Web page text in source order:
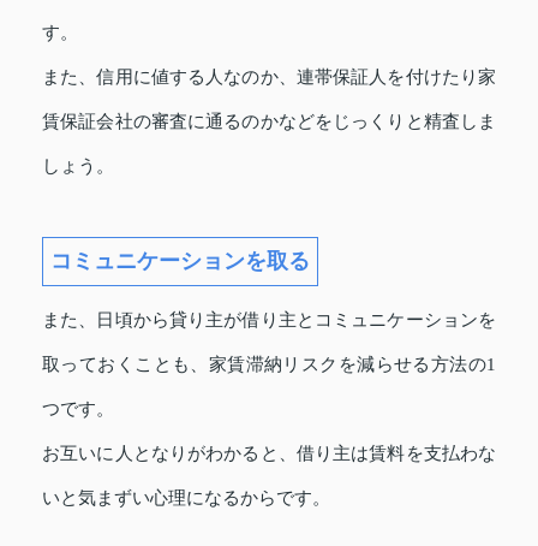
す。
また、信用に値する人なのか、連帯保証人を付けたり家
賃保証会社の審査に通るのかなどをじっくりと精査しま
しょう。
コミュニケーションを取る
また、日頃から貸り主が借り主とコミュニケーションを
取っておくことも、家賃滞納リスクを減らせる方法の1
つです。
お互いに人となりがわかると、借り主は賃料を支払わな
いと気まずい心理になるからです。